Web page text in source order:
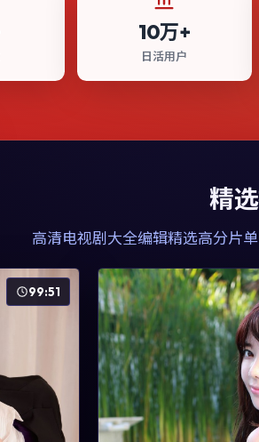
10万+
日活用户
精
高清电视剧大全编辑精选高分片
99:51